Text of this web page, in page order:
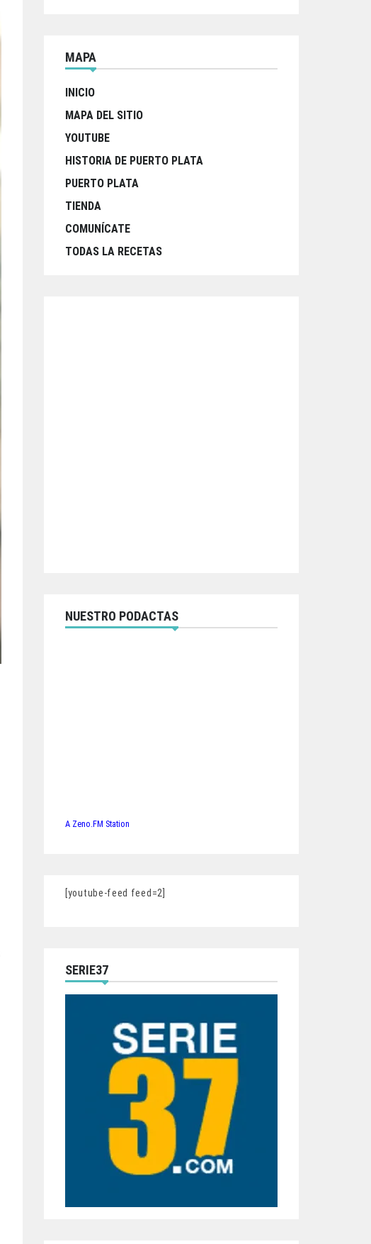
MAPA
INICIO
MAPA DEL SITIO
YOUTUBE
HISTORIA DE PUERTO PLATA
PUERTO PLATA
TIENDA
COMUNÍCATE
TODAS LA RECETAS
NUESTRO PODACTAS
A Zeno.FM Station
[youtube-feed feed=2]
SERIE37